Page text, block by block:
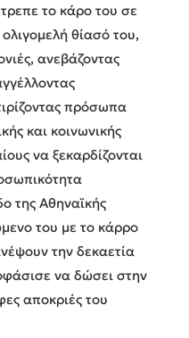
το κάρο του σε
θίασό του,
ανεβάζοντας
πρόσωπα
και κοινωνικής
να ξεκαρδίζονται
της Αθηναϊκής
του με το κάρρο
την δεκαετία
να δώσει στην
αποκριές του